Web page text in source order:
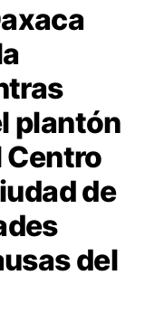
plantón
Centro
de
del